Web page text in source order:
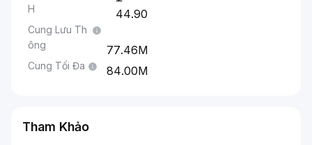
H
44.90
Cung Lưu Th
ông
77.46M
Cung Tối Đa 84.00M
Tham Khảo